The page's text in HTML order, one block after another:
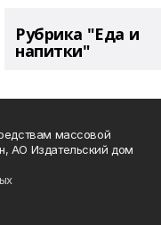
Рубрика "Еда и
напитки"
массовой
АО Издательский дом